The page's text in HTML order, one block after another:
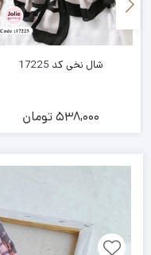
شال نخی کد 17225
538,000تومان